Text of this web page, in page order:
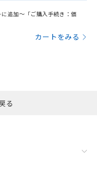
追加～「ご購入手続き：価
カートをみる
る